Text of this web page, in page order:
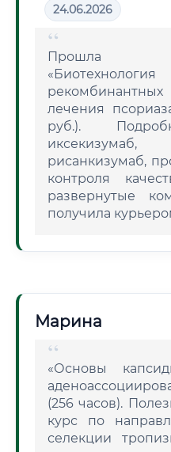
24.06.2026
Прошла
лечения
руб.).
рисанкизумаб,
контроля
развернутые
получила
Марина
«Основы
(256 часов).
курс по
селекции